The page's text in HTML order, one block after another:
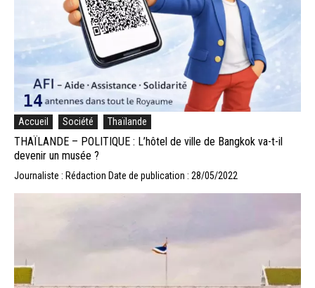
Accueil Société Thaïlande
THAÏLANDE – POLITIQUE : L’hôtel de ville de Bangkok va-t-il
devenir un musée ?
Journaliste : Rédaction Date de publication : 28/05/2022